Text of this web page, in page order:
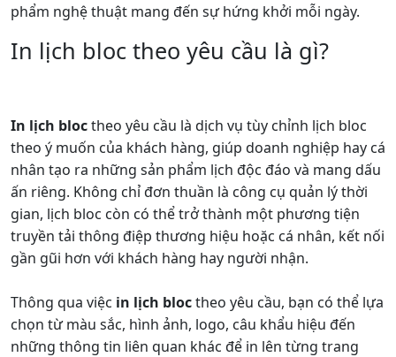
phẩm nghệ thuật mang đến sự hứng khởi mỗi ngày.
In lịch bloc theo yêu cầu là gì?
In lịch bloctheo yêu cầu là dịch vụ tùy chỉnh lịch bloc
theo ý muốn của khách hàng, giúp doanh nghiệp hay cá
nhân tạo ra những sản phẩm lịch độc đáo và mang dấu
ấn riêng. Không chỉ đơn thuần là công cụ quản lý thời
gian, lịch bloc còn có thể trở thành một phương tiện
truyền tải thông điệp thương hiệu hoặc cá nhân, kết nối
gần gũi hơn với khách hàng hay người nhận.
Thông qua việc in lịch bloctheo yêu cầu, bạn có thể lựa
chọn từ màu sắc, hình ảnh, logo, câu khẩu hiệu đến
những thông tin liên quan khác để in lên từng trang